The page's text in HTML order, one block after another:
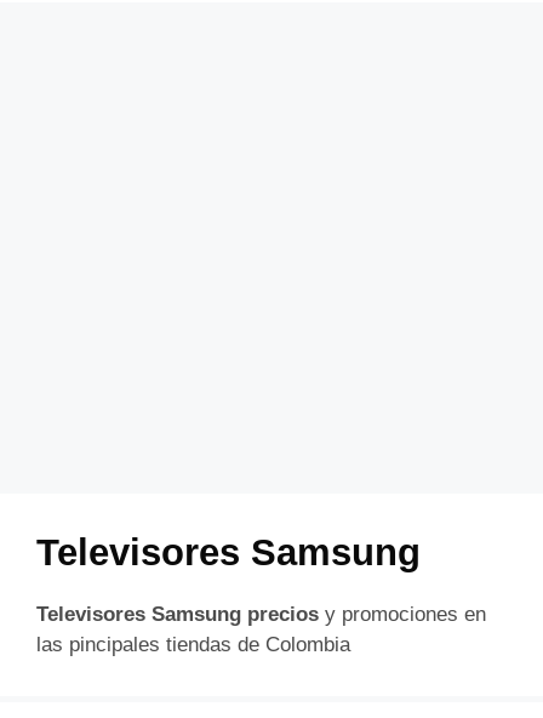
Televisores Samsung
Televisores Samsung precios y promociones en
las pincipales tiendas de Colombia